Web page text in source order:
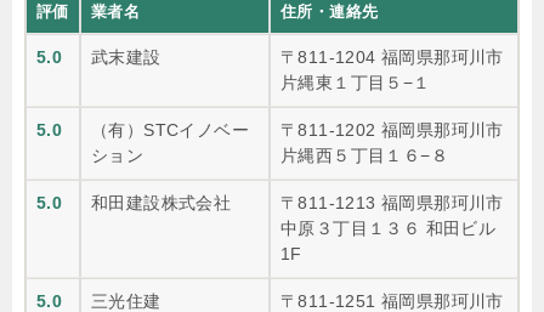
評価 業者名 住所・連絡先
5.0 武末建設
〒811-1204 福岡県那珂川市
片縄東１丁目５−１
5.0
（有）STCイノベー
ション
〒811-1202 福岡県那珂川市
片縄西５丁目１６−８
5.0 和田建設株式会社
〒811-1213 福岡県那珂川市
中原３丁目１３６ 和田ビル
1F
5.0 三光住建
〒811-1251 福岡県那珂川市